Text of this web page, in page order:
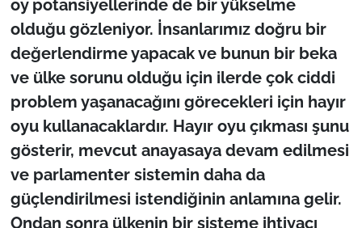
oy potansiyellerinde de bir yükselme
olduğu gözleniyor. İnsanlarımız doğru bir
değerlendirme yapacak ve bunun bir beka
ve ülke sorunu olduğu için ilerde çok ciddi
problem yaşanacağını görecekleri için hayır
oyu kullanacaklardır. Hayır oyu çıkması şunu
gösterir, mevcut anayasaya devam edilmesi
ve parlamenter sistemin daha da
güçlendirilmesi istendiğinin anlamına gelir.
Ondan sonra ülkenin bir sisteme ihtiyacı